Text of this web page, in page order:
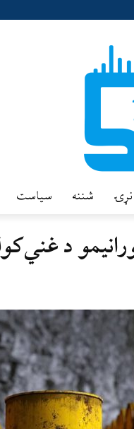
شننه سیاست
د